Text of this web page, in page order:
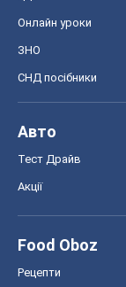
Онлайн уроки
ЗНО
СНД посібники
Авто
Тест Драйв
Акції
Food Oboz
Рецепти